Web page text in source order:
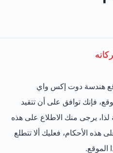
هندسة دوت إكس واي
فإنك توافق على أن تتقيد
لذا، يرجى منك الاطلاع على هذه
هذه الأحكام، فعليك ألا تتطلع
الموقع.